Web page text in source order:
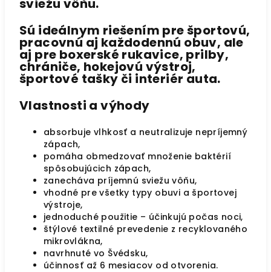
sviežu vôňu.
Sú ideálnym riešením pre športovú,
pracovnú aj každodennú obuv, ale
aj pre boxerské rukavice, prilby,
chrániče, hokejovú výstroj,
športové tašky či interiér auta.
Vlastnosti a výhody
absorbuje vlhkosť a neutralizuje nepríjemný
zápach,
pomáha obmedzovať množenie baktérií
spôsobujúcich zápach,
zanecháva príjemnú sviežu vôňu,
vhodné pre všetky typy obuvi a športovej
výstroje,
jednoduché použitie – účinkujú počas noci,
štýlové textilné prevedenie z recyklovaného
mikrovlákna,
navrhnuté vo Švédsku,
účinnosť až 6 mesiacov od otvorenia.